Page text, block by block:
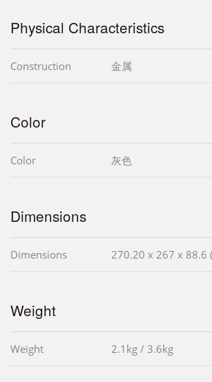
Physical Characteristics
Construction 金属
Color
Color 灰色
Dimensions
Dimensions 270.20 x 267 x 88.6
Weight
Weight 2.1kg / 3.6kg